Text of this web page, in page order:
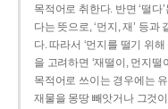
목적어로 취한다. 반면 ‘떨
다는 뜻으로, ‘먼지, 재’ 등
다. 따라서 ‘먼지를 떨기 위
을 고려하면 ‘재떨이, 먼지떨
목적어로 쓰이는 경우에는
재물을 몽땅 빼앗거나 그것